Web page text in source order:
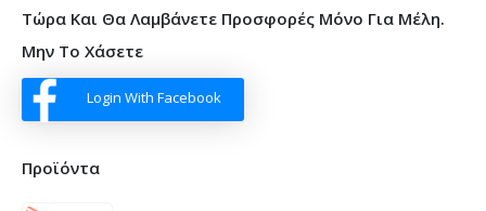
Τώρα Και Θα Λαμβάνετε Προσφορές Μόνο Για Μέλη.
Μην Το Χάσετε
Login With Facebook
Προϊόντα